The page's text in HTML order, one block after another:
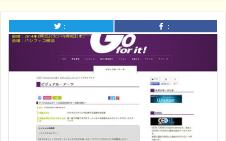
： ：